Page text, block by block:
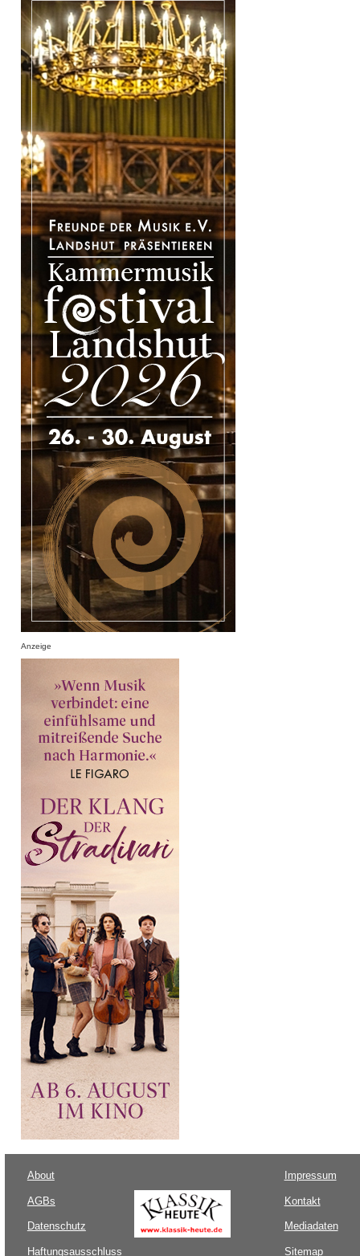
Anzeige
About
AGBs
Datenschutz
Haftungsausschluss
Impressum
Kontakt
Mediadaten
Sitemap